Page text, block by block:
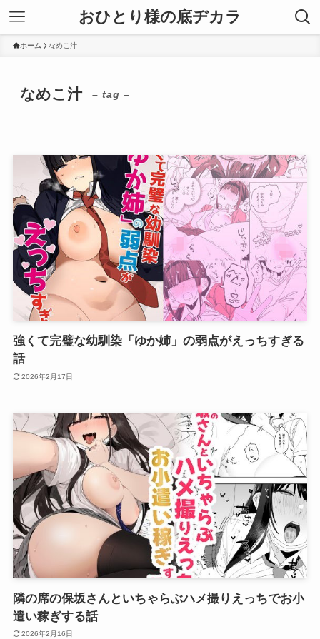
おひとり様の底ヂカラ
ホーム なめこ汁
なめこ汁 – tag –
強くて完璧な幼馴染「ゆか姉」の弱点がえっちすぎる
話
2026年2月17日
隣の席の保坂さんといちゃらぶハメ撮りえっちでお小
遣い稼ぎする話
2026年2月16日